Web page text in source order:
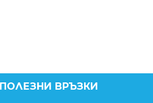
ПОЛЕЗНИ ВРЪЗКИ